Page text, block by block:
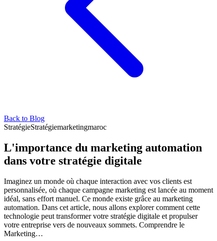
Back to Blog
StratégieStratégiemarketingmaroc
L'importance du marketing automation
dans votre stratégie digitale
Imaginez un monde où chaque interaction avec vos clients est
personnalisée, où chaque campagne marketing est lancée au moment
idéal, sans effort manuel. Ce monde existe grâce au marketing
automation. Dans cet article, nous allons explorer comment cette
technologie peut transformer votre stratégie digitale et propulser
votre entreprise vers de nouveaux sommets. Comprendre le
Marketing…